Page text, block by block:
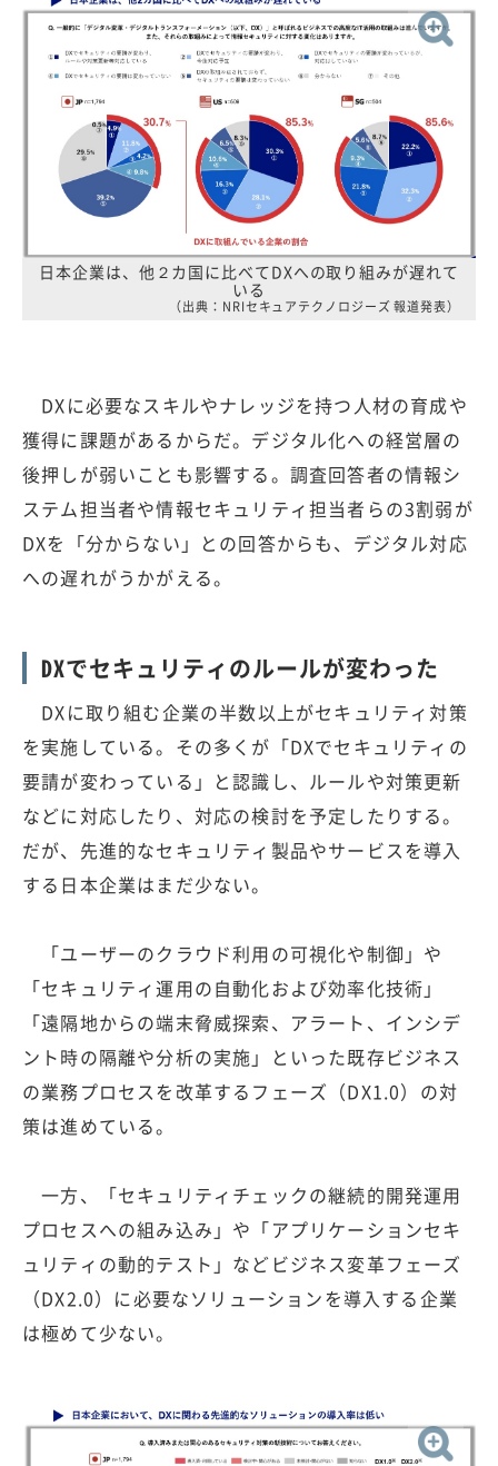
日本企業は、他２カ国に比べてDXへの取り組みが遅れて
いる
（出典：NRIセキュアテクノロジーズ 報道発表）
DXに必要なスキルやナレッジを持つ人材の育成や
獲得に課題があるからだ。デジタル化への経営層の
後押しが弱いことも影響する。調査回答者の情報シ
ステム担当者や情報セキュリティ担当者らの3割弱が
DXを「分からない」との回答からも、デジタル対応
への遅れがうかがえる。
DXでセキュリティのルールが変わった
DXに取り組む企業の半数以上がセキュリティ対策
を実施している。その多くが「DXでセキュリティの
要請が変わっている」と認識し、ルールや対策更新
などに対応したり、対応の検討を予定したりする。
だが、先進的なセキュリティ製品やサービスを導入
する日本企業はまだ少ない。
「ユーザーのクラウド利用の可視化や制御」や
「セキュリティ運用の自動化および効率化技術」
「遠隔地からの端末脅威探索、アラート、インシデ
ント時の隔離や分析の実施」といった既存ビジネス
の業務プロセスを改革するフェーズ（DX1.0）の対
策は進めている。
一方、「セキュリティチェックの継続的開発運用
プロセスへの組み込み」や「アプリケーションセキ
ュリティの動的テスト」などビジネス変革フェーズ
（DX2.0）に必要なソリューションを導入する企業
は極めて少ない。